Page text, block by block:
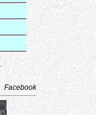
Facebook